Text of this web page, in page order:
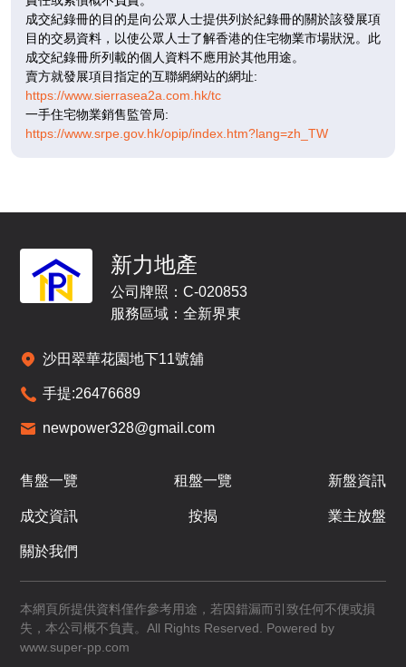
F
7 /
8 /
9 /
F
10
/
F
11
$513.33萬
已售
$523.26萬
已售
$860.93萬
已售
A
469呎
B
2房
3房(1套)
A
$517.46萬
B
已售
C
2房
$519.53萬
B
2房
3房(1套)
A
469呎
2房
B
431呎
C
644呎
成交紀錄冊的目的是向公眾人士提供列於紀錄冊的關於該發展項
目的交易資料，以使公眾人士了解香港的住宅物業市場狀況。此
成交紀錄冊所列載的個人資料不應用於其他用途。
賣方就發展項目指定的互聯網網站的網址:
https://www.sierrasea2a.com.hk/tc
一手住宅物業銷售監管局:
https://www.srpe.gov.hk/opip/index.htm?lang=zh_TW
新力地產
公司牌照：C-020853
服務區域：全新界東
沙田翠華花園地下11號舖
手提:26476689
newpower328@gmail.com
售盤一覽 租盤一覽 新盤資訊
成交資訊 按揭 業主放盤
關於我們
本網頁所提供資料僅作參考用途，若因錯漏而引致任何不便或損
失，本公司概不負責。All Rights Reserved. Powered by
www.super-pp.com